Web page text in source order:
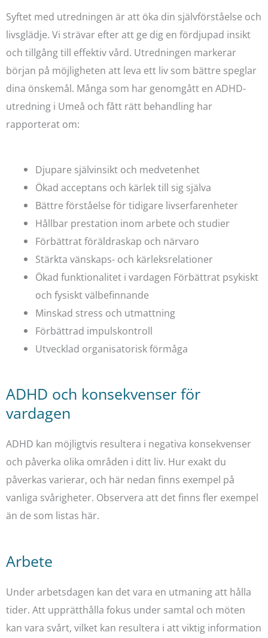
Syftet med utredningen är att öka din självförståelse och
livsglädje. Vi strävar efter att ge dig en fördjupad insikt
och tillgång till effektiv vård. Utredningen markerar
början på möjligheten att leva ett liv som bättre speglar
dina önskemål. Många som har genomgått en ADHD-
utredning i Umeå och fått rätt behandling har
rapporterat om:
Djupare självinsikt och medvetenhet
Ökad acceptans och kärlek till sig själva
Bättre förståelse för tidigare livserfarenheter
Hållbar prestation inom arbete och studier
Förbättrat föräldraskap och närvaro
Stärkta vänskaps- och kärleksrelationer
Ökad funktionalitet i vardagen Förbättrat psykiskt
och fysiskt välbefinnande
Minskad stress och utmattning
Förbättrad impulskontroll
Utvecklad organisatorisk förmåga
ADHD och konsekvenser för
vardagen
ADHD kan möjligtvis resultera i negativa konsekvenser
och påverka olika områden i ditt liv. Hur exakt du
påverkas varierar, och här nedan finns exempel på
vanliga svårigheter. Observera att det finns fler exempel
än de som listas här.
Arbete
Under arbetsdagen kan det vara en utmaning att hålla
tider. Att upprätthålla fokus under samtal och möten
kan vara svårt, vilket kan resultera i att viktig information